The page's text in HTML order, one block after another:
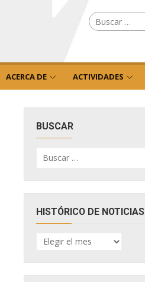
Buscar
por:
ACERCA DE ACTIVIDADES
BUSCAR
por:
HISTÓRICO DE NOTICIAS
HISTÓRICO
DE